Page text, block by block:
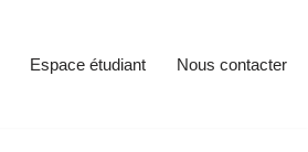
Espace étudiant Nous contacter